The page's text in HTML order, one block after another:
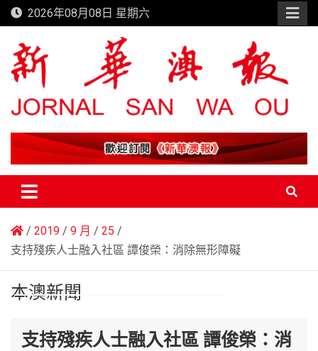
Skip
to
content
2026年08月08日 星期六
新華澳報
2019 9 月
25
支持殘疾人士融入社區 譚俊榮：消除無形障礙
本澳新聞
支持殘疾人士融入社區 譚俊榮：消